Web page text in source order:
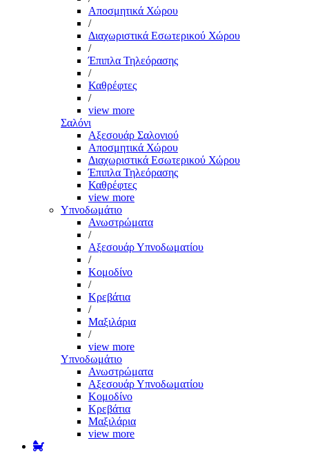
Αποσμητικά Χώρου
/
Διαχωριστικά Εσωτερικού Χώρου
/
Έπιπλα Τηλεόρασης
/
Καθρέφτες
/
view more
Σαλόνι
Αξεσουάρ Σαλονιού
Αποσμητικά Χώρου
Διαχωριστικά Εσωτερικού Χώρου
Έπιπλα Τηλεόρασης
Καθρέφτες
view more
Υπνοδωμάτιο
Ανωστρώματα
/
Αξεσουάρ Υπνοδωματίου
/
Κομοδίνο
/
Κρεβάτια
/
Μαξιλάρια
/
view more
Υπνοδωμάτιο
Ανωστρώματα
Αξεσουάρ Υπνοδωματίου
Κομοδίνο
Κρεβάτια
Μαξιλάρια
view more